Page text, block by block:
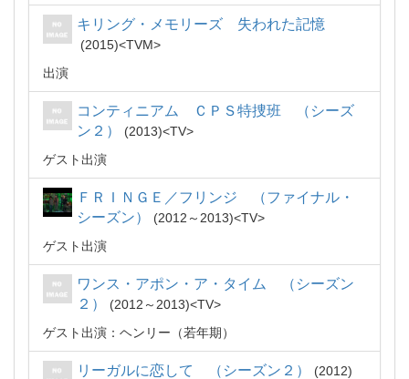
キリング・メモリーズ 失われた記憶
2015
TVM
出演
コンティニアム ＣＰＳ特捜班 （シーズ
ン２）
2013
TV
ゲスト出演
ＦＲＩＮＧＥ／フリンジ （ファイナル・
シーズン）
2012～2013
TV
ゲスト出演
ワンス・アポン・ア・タイム （シーズン
２）
2012～2013
TV
ゲスト出演：ヘンリー（若年期）
リーガルに恋して （シーズン２）
2012